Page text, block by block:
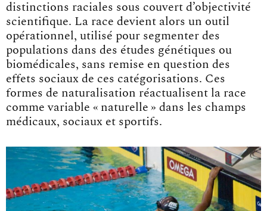
distinctions raciales sous couvert d’objectivité
scientifique. La race devient alors un outil
opérationnel, utilisé pour segmenter des
populations dans des études génétiques ou
biomédicales, sans remise en question des
effets sociaux de ces catégorisations. Ces
formes de naturalisation réactualisent la race
comme variable « naturelle » dans les champs
médicaux, sociaux et sportifs.